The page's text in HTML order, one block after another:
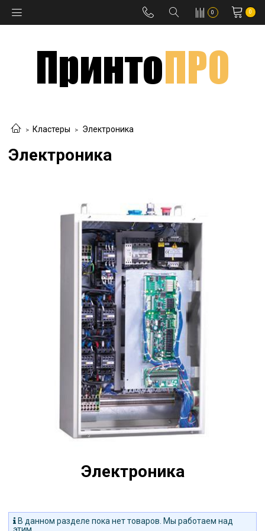
0 0
Кластеры Электроника
Электроника
Электроника
В данном разделе пока нет товаров. Мы работаем над
этим.